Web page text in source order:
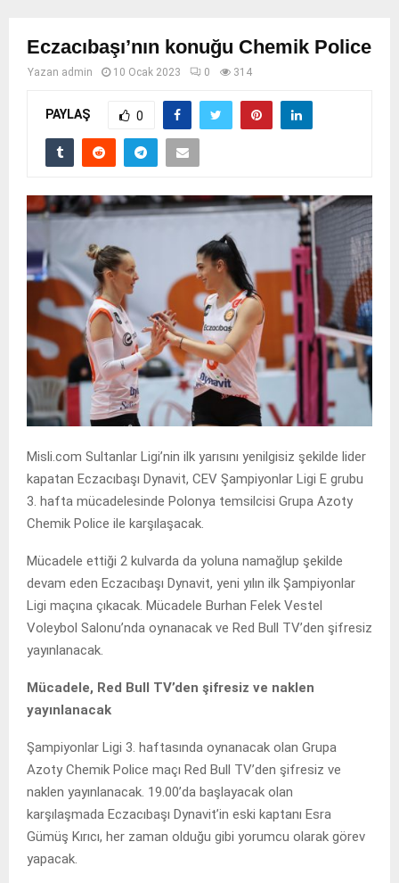
Eczacıbaşı’nın konuğu Chemik Police
Yazan admin 10 Ocak 2023 0 314
PAYLAŞ 0
Misli.com Sultanlar Ligi’nin ilk yarısını yenilgisiz şekilde lider
kapatan Eczacıbaşı Dynavit, CEV Şampiyonlar Ligi E grubu
3. hafta mücadelesinde Polonya temsilcisi Grupa Azoty
Chemik Police ile karşılaşacak.
Mücadele ettiği 2 kulvarda da yoluna namağlup şekilde
devam eden Eczacıbaşı Dynavit, yeni yılın ilk Şampiyonlar
Ligi maçına çıkacak. Mücadele Burhan Felek Vestel
Voleybol Salonu’nda oynanacak ve Red Bull TV’den şifresiz
yayınlanacak.
Mücadele, Red Bull TV’den şifresiz ve naklen
yayınlanacak
Şampiyonlar Ligi 3. haftasında oynanacak olan Grupa
Azoty Chemik Police maçı Red Bull TV’den şifresiz ve
naklen yayınlanacak. 19.00’da başlayacak olan
karşılaşmada Eczacıbaşı Dynavit’in eski kaptanı Esra
Gümüş Kırıcı, her zaman olduğu gibi yorumcu olarak görev
yapacak.